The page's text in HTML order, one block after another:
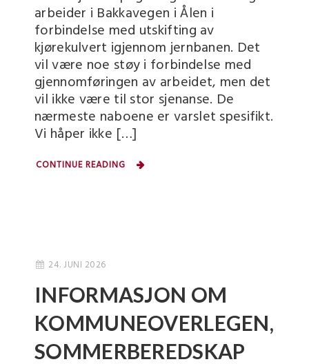
arbeider i Bakkavegen i Ålen i
forbindelse med utskifting av
kjørekulvert igjennom jernbanen. Det
vil være noe støy i forbindelse med
gjennomføringen av arbeidet, men det
vil ikke være til stor sjenanse. De
nærmeste naboene er varslet spesifikt.
Vi håper ikke […]
CONTINUE READING
24. JUNI 2026
INFORMASJON OM
KOMMUNEOVERLEGEN,
SOMMERBEREDSKAP